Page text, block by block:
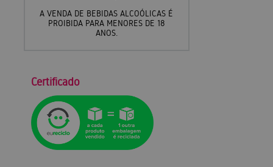
A VENDA DE BEBIDAS ALCOÓLICAS É
PROIBIDA PARA MENORES DE 18
ANOS.
Certificado